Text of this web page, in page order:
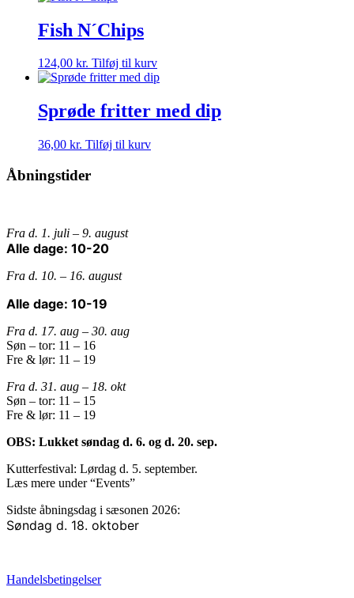
Fish N´Chips
124,00 kr. Tilføj til kurv
Sprøde fritter med dip
36,00 kr. Tilføj til kurv
Åbningstider
Fra d. 1. juli – 9. august
Alle dage: 10-20
Fra d. 10. – 16. august
Alle dage: 10-19
Fra d. 17. aug – 30. aug
Søn – tor: 11 – 16
Fre & lør: 11 – 19
Fra d. 31. aug – 18. okt
Søn – tor: 11 – 15
Fre & lør: 11 – 19
OBS: Lukket søndag d. 6. og d. 20. sep.
Kutterfestival: Lørdag d. 5. september.
Læs mere under “Events”
Sidste åbningsdag i sæsonen 2026:
Søndag d. 18. oktober
Handelsbetingelser